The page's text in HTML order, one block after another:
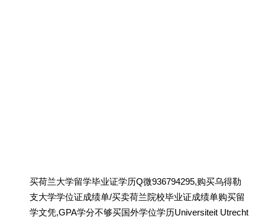
买荷兰大学留学毕业证学历Q微936794295,购买乌得勒
支大学学位证成绩单/买卖荷兰院校毕业证成绩单购买留
学文凭,GPA学分不够买国外学位学历Universiteit Utrecht